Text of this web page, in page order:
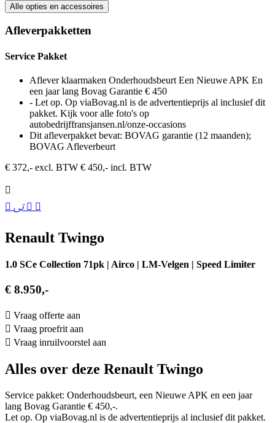
Alle opties en accessoires
Afleverpakketten
Service Pakket
Aflever klaarmaken Onderhoudsbeurt Een Nieuwe APK En
een jaar lang Bovag Garantie € 450
- Let op. Op viaBovag.nl is de advertentieprijs al inclusief dit
pakket. Kijk voor alle foto's op
autobedrijffransjansen.nl/onze-occasions
Dit afleverpakket bevat: BOVAG garantie (12 maanden);
BOVAG Afleverbeurt
€ 372,- excl. BTW € 450,- incl. BTW
Renault Twingo
1.0 SCe Collection 71pk | Airco | LM-Velgen | Speed Limiter
€ 8.950,-
Vraag offerte aan
Vraag proefrit aan
Vraag inruilvoorstel aan
Alles over deze Renault Twingo
Service pakket: Onderhoudsbeurt, een Nieuwe APK en een jaar
lang Bovag Garantie € 450,-.
Let op. Op viaBovag.nl is de advertentieprijs al inclusief dit pakket.